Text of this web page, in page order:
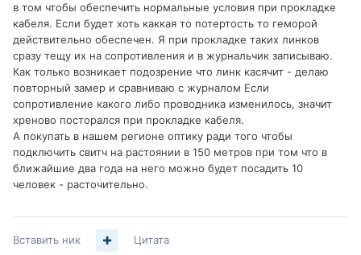
в том чтобы обеспечить нормальные условия при прокладке
кабеля. Если будет хоть каккая то потертость то геморой
действительно обеспечен. Я при прокладке таких линков
сразу тещу их на сопротивления и в журнальчик записываю.
Как только возникает подозрение что линк касячит - делаю
повторный замер и сравниваю с журналом Если
сопротивление какого либо проводника изменилось, значит
хреново посторался при прокладке кабеля.
А покупать в нашем регионе оптику ради того чтобы
подключить свитч на растоянии в 150 метров при том что в
ближайшие два года на него можно будет посадить 10
человек - расточительно.
Вставить ник Цитата